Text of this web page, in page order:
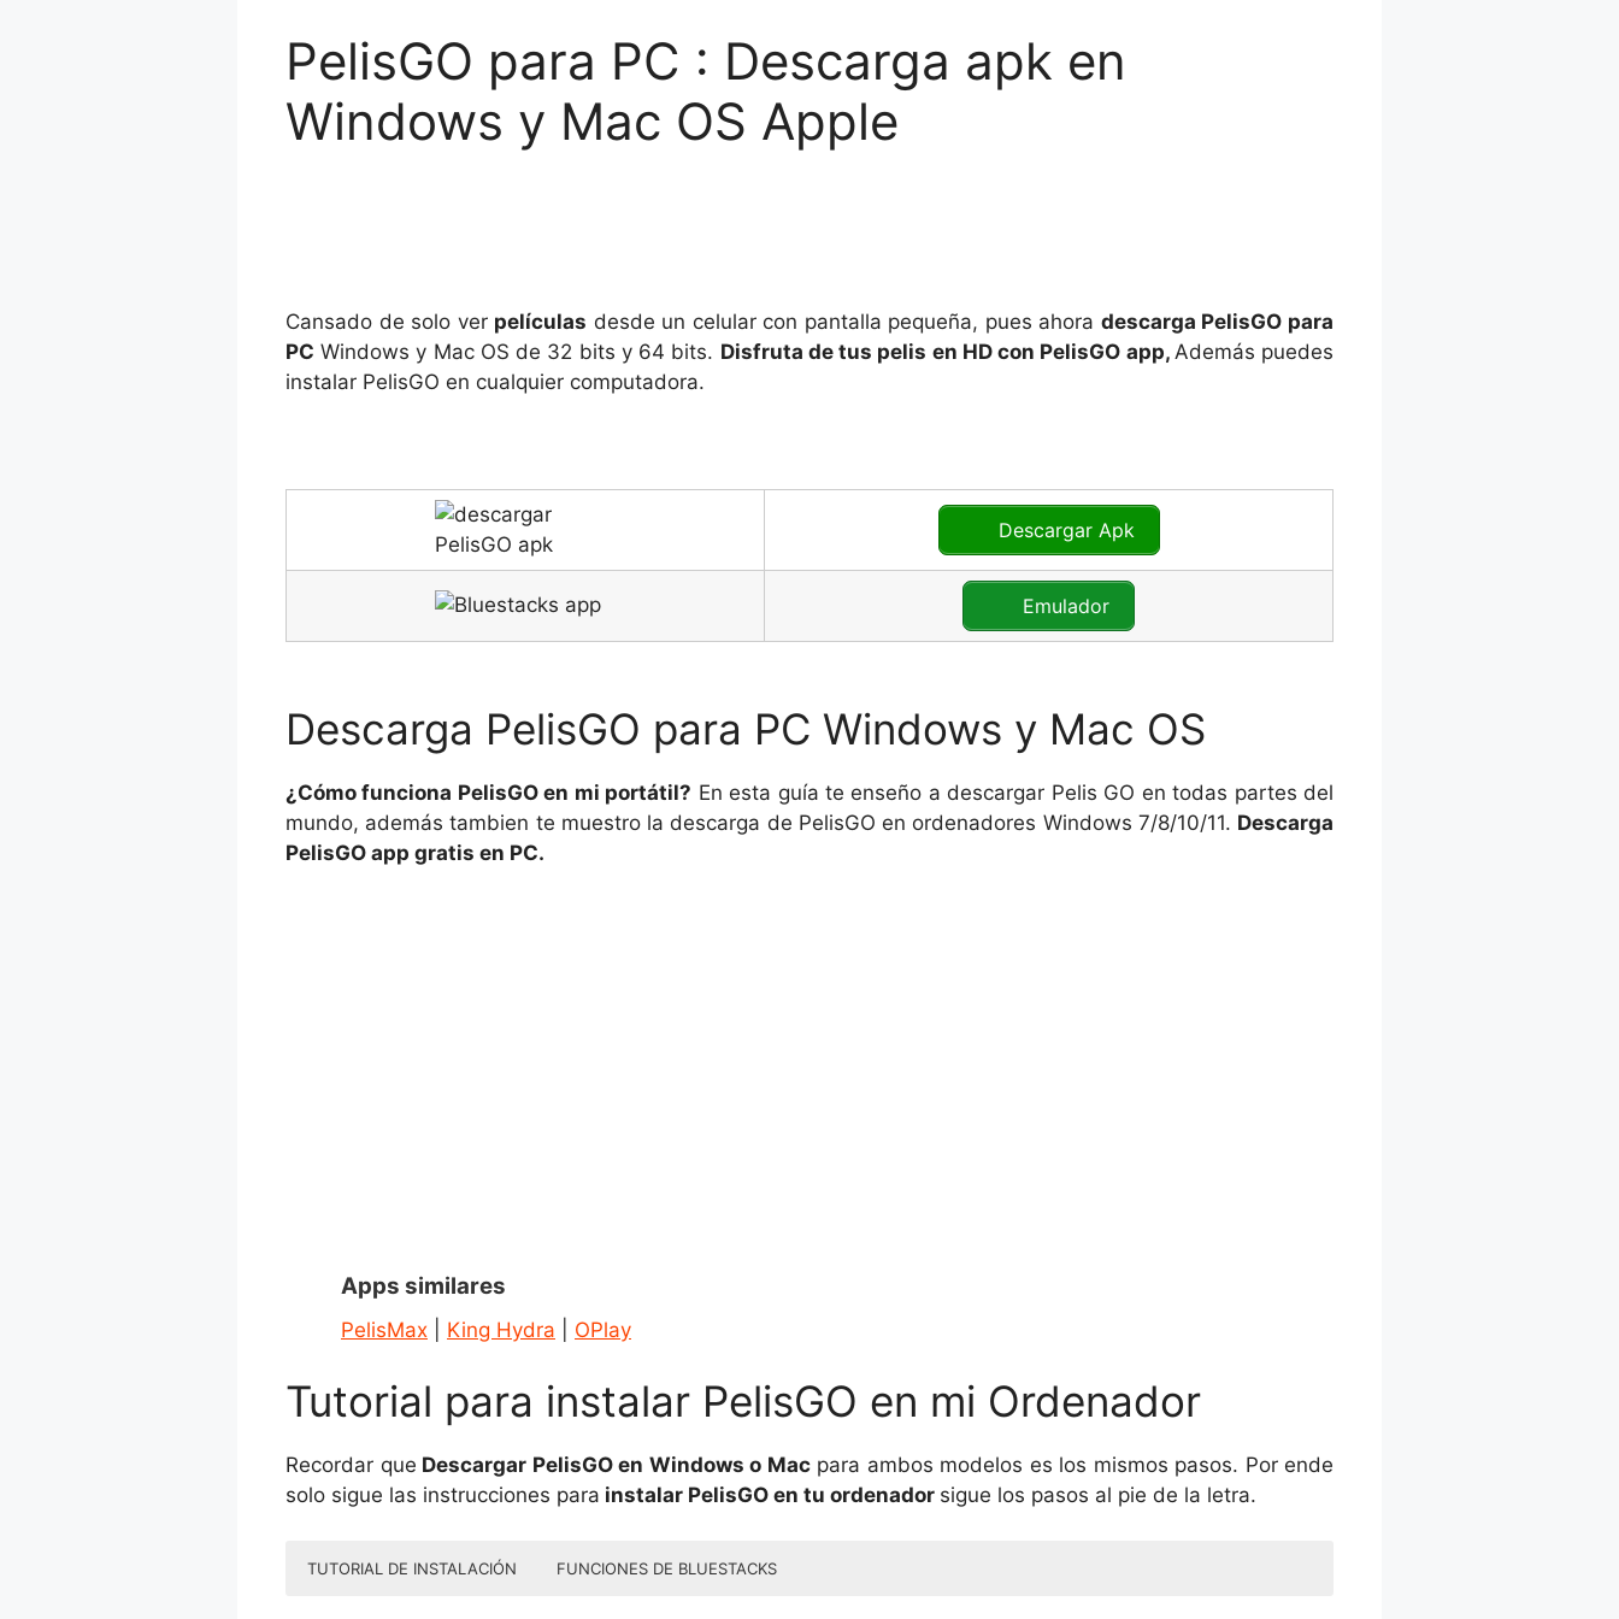
PelisGO para PC : Descarga apk en
Windows y Mac OS Apple
Cansado de solo ver películas desde un celular con pantalla pequeña, pues ahora descarga PelisGO para
PC Windows y Mac OS de 32 bits y 64 bits. Disfruta de tus pelis en HD con PelisGO app, Además puedes
instalar PelisGO en cualquier computadora.
Descargar Apk
Emulador
Descarga PelisGO para PC Windows y Mac OS
¿Cómo funciona PelisGO en mi portátil? En esta guía te enseño a descargar Pelis GO en todas partes del
mundo, además tambien te muestro la descarga de PelisGO en ordenadores Windows 7/8/10/11. Descarga
PelisGO app gratis en PC.
Apps similares
PelisMax King Hydra OPlay
Tutorial para instalar PelisGO en mi Ordenador
Recordar que Descargar PelisGO en Windows o Macpara ambos modelos es los mismos pasos. Por ende
solo sigue las instrucciones para instalar PelisGO en tu ordenador sigue los pasos al pie de la letra.
TUTORIAL DE INSTALACIÓN FUNCIONES DE BLUESTACKS